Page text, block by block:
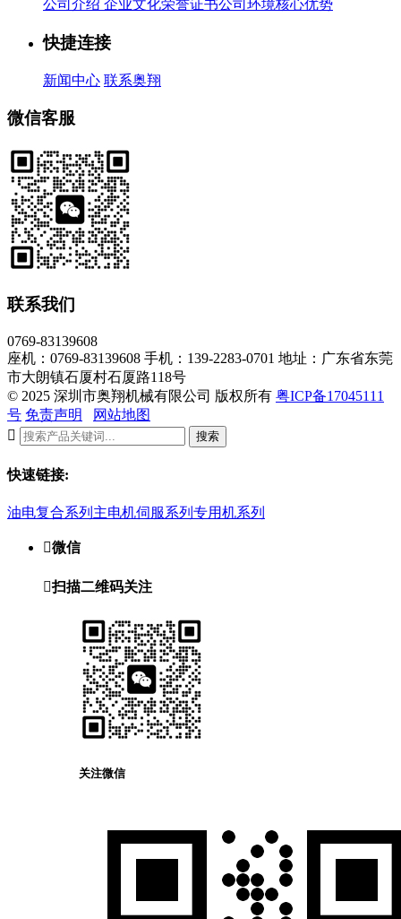
公司介绍 企业文化荣誉证书公司环境核心优势
快捷连接
新闻中心 联系奥翔
微信客服
联系我们
0769-83139608
座机：0769-83139608 手机：139-2283-0701 地址：广东省东莞
市大朗镇石厦村石厦路118号
© 2025 深圳市奥翔机械有限公司 版权所有 粤ICP备17045111
号 免责声明
网站地图

搜索
快速链接:
油电复合系列 主电机伺服系列 专用机系列
微信
扫描二维码关注
关注微信